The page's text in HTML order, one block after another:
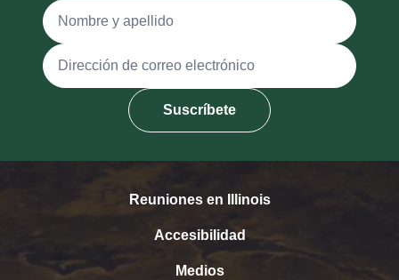
Nombre y apellido
Dirección de correo electrónico
Suscríbete
Reuniones en Illinois
Accesibilidad
Medios